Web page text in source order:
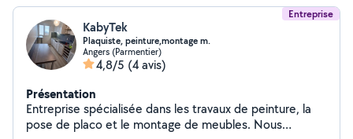
Entreprise
KabyTek
Plaquiste, peinture,montage m.
Angers (Parmentier)
4,8/5 (4 avis)
Présentation
Entreprise spécialisée dans les travaux de peinture, la
pose de placo et le montage de meubles. Nous